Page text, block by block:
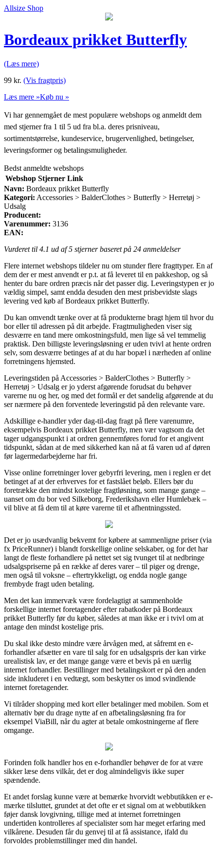
Allsize Shop
Bordeaux prikket Butterfly
(Læs mere)
99 kr. (Vis fragtpris)
Læs mere »Køb nu »
Vi har gennemgået de mest populære webshops og anmeldt dem
med stjerner fra 1 til 5 ud fra bl.a. deres prisniveau,
sortimentstørrelse, kundeservice, brugervenlighed, betingelser,
leveringsformer og betalingsmuligheder.
Bedst anmeldte webshops
Webshop Stjerner Link
Navn: Bordeaux prikket Butterfly
Kategori: Accessories > BalderClothes > Butterfly > Herretøj >
Udsalg
Producent:
Varenummer: 3136
EAN:
Vurderet til 4.1 ud af 5 stjerner baseret på 24 anmeldelser
Flere internet webshops tildeler nu om stunder flere fragttyper. En af
dem der er mest anvendt er p.t. at få leveret til en pakkeshop, og så
henter du bare ordren præcis når det passer dig. Leveringstypen er jo
vældig simpel, samt endda desuden den mest prisbevidste slags
levering ved køb af Bordeaux prikket Butterfly.
Du kan omvendt tænke over at få produkterne bragt hjem til hvor du
bor eller til adressen på dit arbejde. Fragtmuligheden viser sig
desværre en tand mere omkostningsfuld, men lige så vel temmelig
praktisk. Den billigste leveringsløsning er uden tvivl at hente ordren
selv, som desværre betinges af at du har bopæl i nærheden af online
forretningens hjemsted.
Leveringstiden på Accessories > BalderClothes > Butterfly >
Herretøj > Udsalg er jo yderst afgørende forudsat du behøver
varerne nu og her, og med det formål er det sandelig afgørende at du
ser nærmere på den forventede leveringstid på den relevante vare.
Adskillige e-handler yder dag-til-dag fragt på flere varenumre,
eksempelvis Bordeaux prikket Butterfly, men vær vagtsom da det
tager udgangspunkt i at ordren gennemføres forud for et angivent
tidspunkt, sådan at de med sikkerhed kan nå at få varen ud af døren
før lagermedarbejderne har fri.
Visse online forretninger lover gebyrfri levering, men i reglen er det
betinget af at der erhverves for et fastslået beløb. Ellers bør du
foretrække den mindst kostelige fragtløsning, som mange gange –
uanset om du bor ved Silkeborg, Frederikshavn eller Humlebæk –
vil blive at få dem til at køre varerne til et afhentningssted.
Det er jo usædvanlig bekvemt for købere at sammenligne priser (via
fx PriceRunner) i blandt forskellige online selskaber, og for det har
langt de fleste forhandlere på nettet set sig tvunget til at nedbringe
udsalgspriserne på en række af deres varer – til piger og drenge,
men også til voksne – eftertrykkeligt, og endda nogle gange
frembyde fragt uden betaling.
Men det kan immervæk være fordelagtigt at sammenholde
forskellige internet foretagender efter rabatkoder på Bordeaux
prikket Butterfly før du køber, således at man ikke er i tvivl om at
antage den mindst kostelige pris.
Du skal ikke desto mindre være årvågen med, at såfremt en e-
forhandler afsætter en vare til salg for en udsalgspris der kan virke
urealistisk lav, er det mange gange være et bevis på en uærlig
internet forhandler. Bestillinger med betalingskort er på den anden
side inkluderet i en vedtægt, som beskytter os imod svindlende
internet foretagender.
Vi tilråder shopping med kort eller betalinger med mobilen. Som et
alternativ bør du drage nytte af en afbetalingsløsning fra for
eksempel ViaBill, når du agter at betale omkostningerne af flere
omgange.
Forinden folk handler hos en e-forhandler behøver de for at være
sikker læse dens vilkår, det er dog almindeligvis ikke super
spændende.
Et andet forslag kunne være at bemærke hvorvidt webbutikken er e-
mærke tilsluttet, grundet at det ofte er et signal om at webbutikken
føjer dansk lovgivning, tillige med at internet forretningen
undertiden kontrolleres af specialister som har meget erfaring med
vilkårene. Desuden får du genvej til at få assistance, ifald du
forvoldes problemstillinger med din handel.